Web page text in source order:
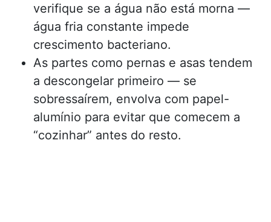
verifique se a água não está morna —
água fria constante impede
crescimento bacteriano.
As partes como pernas e asas tendem
a descongelar primeiro — se
sobressaírem, envolva com papel-
alumínio para evitar que comecem a
“cozinhar” antes do resto.